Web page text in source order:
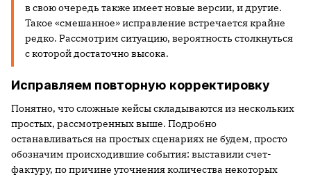
в свою очередь также имеет новые версии, и другие.
Такое «смешанное» исправление встречается крайне
редко. Рассмотрим ситуацию, вероятность столкнуться
с которой достаточно высока.
Исправляем повторную корректировку
Понятно, что сложные кейсы складываются из нескольких
простых, рассмотренных выше. Подробно
останавливаться на простых сценариях не будем, просто
обозначим происходившие события: выставили счет-
фактуру, по причине уточнения количества некоторых